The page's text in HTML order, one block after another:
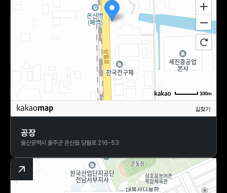
100m
길찾기
공장
울산광역시 울주군 온산읍 당월로 216-53